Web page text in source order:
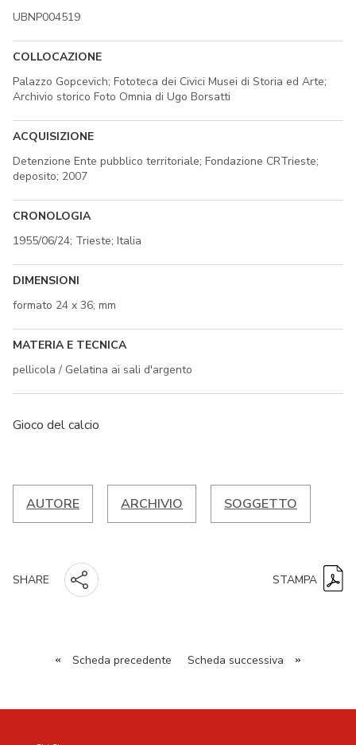
UBNP004519
COLLOCAZIONE
Palazzo Gopcevich; Fototeca dei Civici Musei di Storia ed Arte;
Archivio storico Foto Omnia di Ugo Borsatti
ACQUISIZIONE
Detenzione Ente pubblico territoriale; Fondazione CRTrieste;
deposito; 2007
CRONOLOGIA
1955/06/24; Trieste; Italia
DIMENSIONI
formato 24 x 36; mm
MATERIA E TECNICA
pellicola / Gelatina ai sali d'argento
Gioco del calcio
AUTORE ARCHIVIO SOGGETTO
SHARE STAMPA
« Scheda precedente Scheda successiva »